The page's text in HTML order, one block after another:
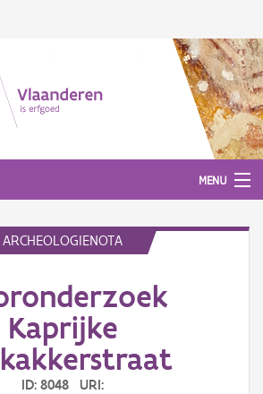
MENU
ARCHEOLOGIENOTA
Kaprijke
ID: 8048 URI: